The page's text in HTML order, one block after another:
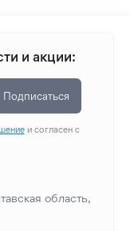
и акции:
Подписаться
и согласен с
область,